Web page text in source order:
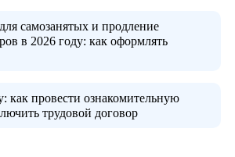
самозанятых и продление
в 2026 году: как оформлять
как провести ознакомительную
трудовой договор